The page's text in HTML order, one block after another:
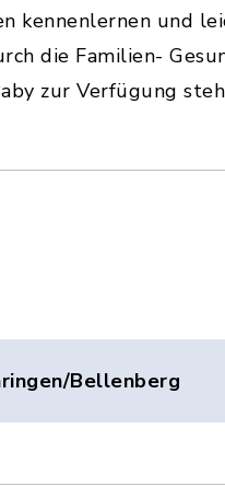
kennenlernen und
die Familien-
zur Verfügung
Bellenberg